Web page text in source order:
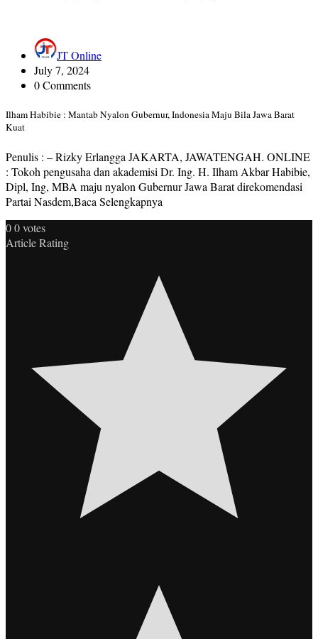
JT Online
July 7, 2024
0 Comments
Ilham Habibie : Mantab Nyalon Gubernur, Indonesia Maju Bila Jawa Barat
Kuat
Penulis : – Rizky Erlangga JAKARTA, JAWATENGAH. ONLINE
: Tokoh pengusaha dan akademisi Dr. Ing. H. Ilham Akbar Habibie,
Dipl, Ing, MBA maju nyalon Gubernur Jawa Barat direkomendasi
Partai Nasdem,Baca Selengkapnya
00votes
Article Rating